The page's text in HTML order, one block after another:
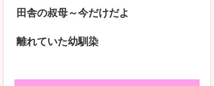
田舎の叔母～今だけだよ
離れていた幼馴染